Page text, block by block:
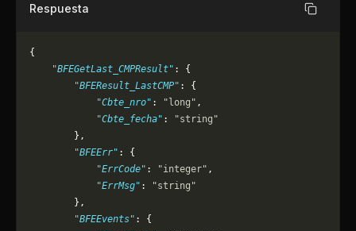
Respuesta Copiar
{
    "BFEGetLast_CMPResult"
: {
        "BFEResult_LastCMP"
: {
            "Cbte_nro"
: "long" ,
            "Cbte_fecha"
:
"string"
        },
        "BFEErr"
: {
            "ErrCode"
: "integer" ,
            "ErrMsg"
:
"string"
        },
        "BFEEvents"
: {